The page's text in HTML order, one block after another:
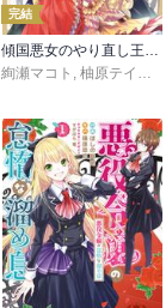
完結
絢瀬マコト
柚原テイル